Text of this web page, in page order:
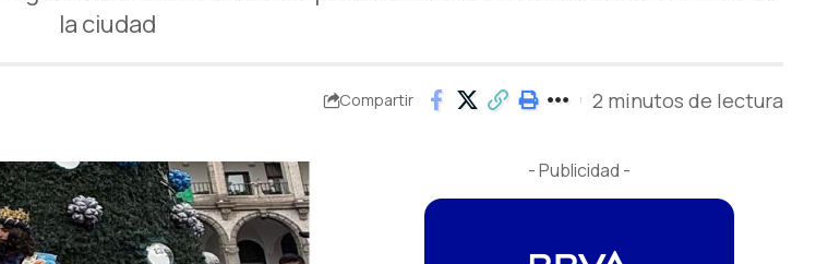
la ciudad
Compartir 2 minutos de lectura
- Publicidad -